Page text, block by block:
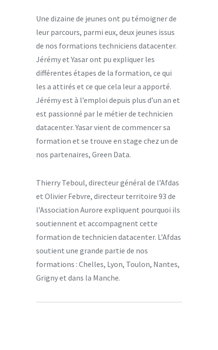
Une dizaine de jeunes ont pu témoigner de
leur parcours, parmi eux, deux jeunes issus
de nos formations techniciens datacenter.
Jérémy et Yasar ont pu expliquer les
différentes étapes de la formation, ce qui
les a attirés et ce que cela leur a apporté.
Jérémy est à l’emploi depuis plus d’un an et
est passionné par le métier de technicien
datacenter. Yasar vient de commencer sa
formation et se trouve en stage chez un de
nos partenaires, Green Data.
Thierry Teboul, directeur général de l’Afdas
et Olivier Febvre, directeur territoire 93 de
l’Association Aurore expliquent pourquoi ils
soutiennent et accompagnent cette
formation de technicien datacenter. L’Afdas
soutient une grande partie de nos
formations : Chelles, Lyon, Toulon, Nantes,
Grigny et dans la Manche.